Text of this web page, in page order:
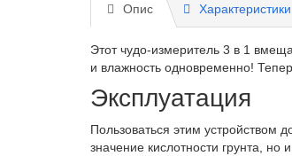
Опис Характеристики
Этот чудо-измеритель 3 в 1
и влажность одновременно!
Эксплуатация
Пользоваться этим устройством
значение кислотности грунта,